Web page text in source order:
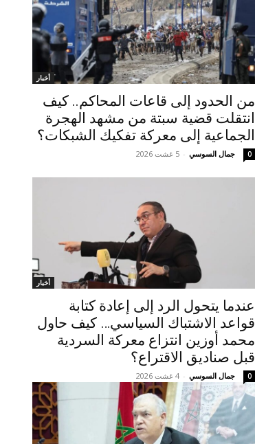
أخبار
من الحدود إلى قاعات المحاكم.. كيف
انتقلت قضية سبتة من مشهد الهجرة
الجماعية إلى معركة تفكيك الشبكات؟
جمال السوسي - 5 غشت 2026 0
أخبار
عندما يتحول الرد إلى إعادة كتابة
قواعد الاشتباك السياسي… كيف حاول
محمد أوزين انتزاع معركة السردية
قبل صناديق الاقتراع؟
جمال السوسي - 4 غشت 2026 0